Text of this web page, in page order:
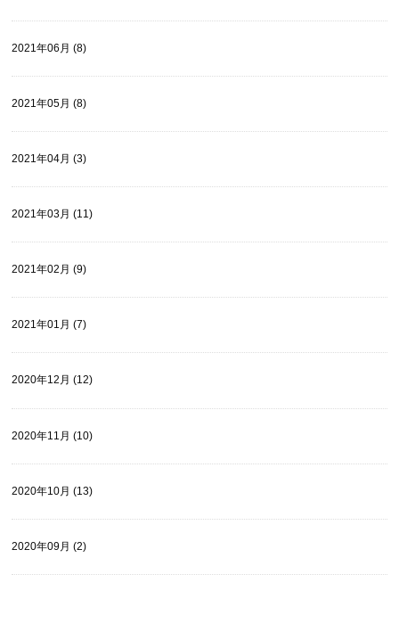
2021年06月 (8)
2021年05月 (8)
2021年04月 (3)
2021年03月 (11)
2021年02月 (9)
2021年01月 (7)
2020年12月 (12)
2020年11月 (10)
2020年10月 (13)
2020年09月 (2)